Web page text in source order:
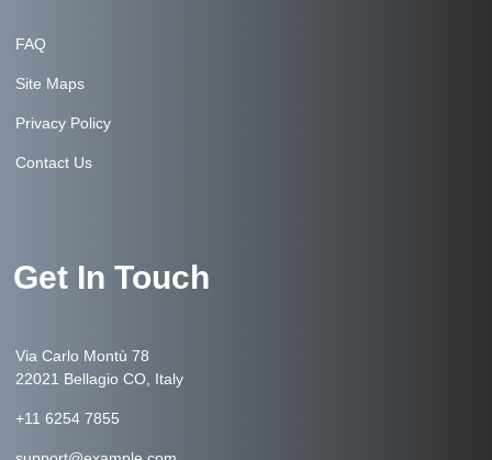
FAQ
Site Maps
Privacy Policy
Contact Us
Get In Touch
Via Carlo Montù 78
22021 Bellagio CO, Italy
+11 6254 7855